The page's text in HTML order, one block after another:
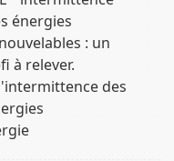
énergies
: un
à relever.
des